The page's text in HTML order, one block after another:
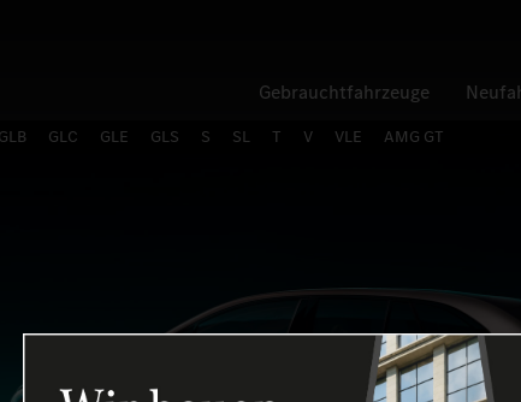
Gebrauchtfahrzeuge
GLB GLC GLE GLS S SL T V VLE AMG GT